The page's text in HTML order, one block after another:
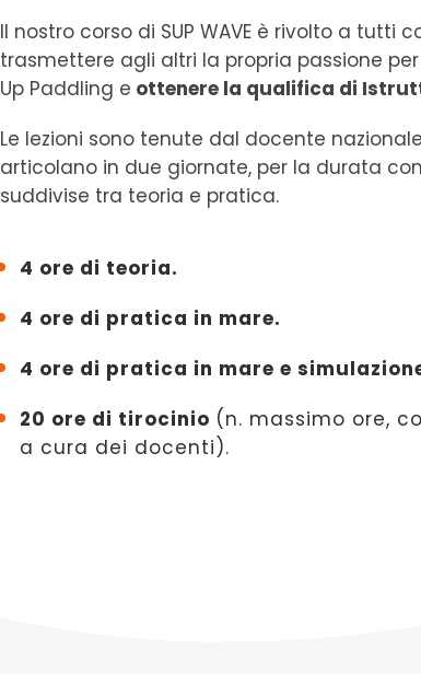
Il nostro corso di SUP WAVE è rivolto a tutti
trasmettere agli altri la propria passione
Up Paddling e ottenere la qualifica di
Le lezioni sono tenute dal docente nazionale
articolano in due giornate, per la durata
suddivise tra teoria e pratica.
4 ore di teoria.
4 ore di pratica in mare.
4 ore di pratica in mare e
20 ore di tirocinio (n. massimo ore,
a cura dei docenti).